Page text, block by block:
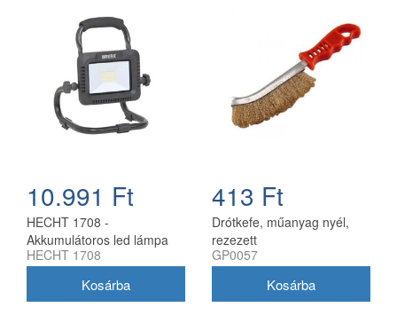
10.991 Ft
HECHT 1708 -
Akkumulátoros led lámpa
HECHT 1708
413 Ft
Drótkefe, műanyag nyél,
rezezett
GP0057